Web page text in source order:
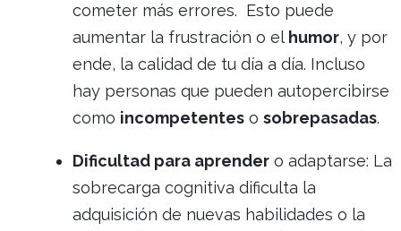
cometer más errores. Esto puede
aumentar la frustración o el humor, y por
ende, la calidad de tu día a día. Incluso
hay personas que pueden autopercibirse
como incompetenteso sobrepasadas.
Dificultad para aprendero adaptarse: La
sobrecarga cognitiva dificulta la
adquisición de nuevas habilidades o la